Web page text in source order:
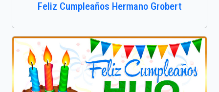
Feliz Cumpleaños Hermano Grobert